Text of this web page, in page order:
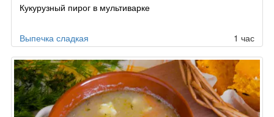
Кукурузный пирог в мультиварке
Выпечка сладкая 1 час